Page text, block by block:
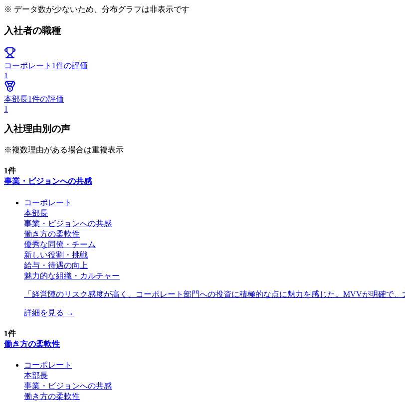
※ データ数が少ないため、分布グラフは非表示です
入社者の職種
コーポレート 1件の評価
1
本部長1件の評価
1
入社理由別の声
※複数理由がある場合は重複表示
1件
事業・ビジョンへの共感
コーポレート
本部長
事業・ビジョンへの共感
働き方の柔軟性
優秀な同僚・チーム
新しい役割・挑戦
給与・待遇の向上
魅力的な組織・カルチャー
「 経営陣のリスク感度が高く、コーポレート部門への投資に積極的な点に魅力を感じた。MVVが明確で
詳細を見る →
1件
働き方の柔軟性
コーポレート
本部長
事業・ビジョンへの共感
働き方の柔軟性